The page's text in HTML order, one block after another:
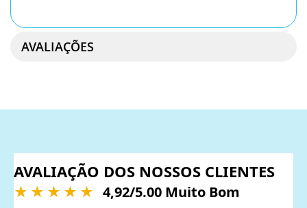
AVALIAÇÕES
AVALIAÇÃO DOS NOSSOS CLIENTES
4,92/5.00 Muito Bom